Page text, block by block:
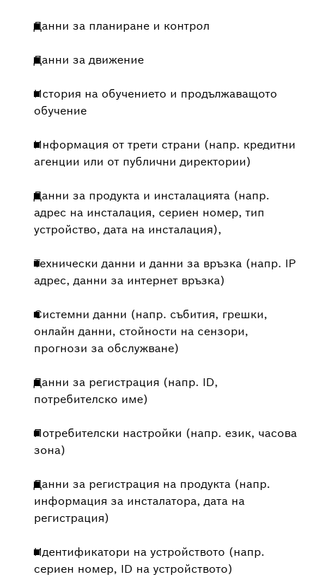
Данни за планиране и контрол
Данни за движение
История на обучението и продължаващото
обучение
Информация от трети страни (напр. кредитни
агенции или от публични директории)
Данни за продукта и инсталацията (напр.
адрес на инсталация, сериен номер, тип
устройство, дата на инсталация),
Технически данни и данни за връзка (напр. IP
адрес, данни за интернет връзка)
Системни данни (напр. събития, грешки,
онлайн данни, стойности на сензори,
прогнози за обслужване)
Данни за регистрация (напр. ID,
потребителско име)
Потребителски настройки (напр. език, часова
зона)
Данни за регистрация на продукта (напр.
информация за инсталатора, дата на
регистрация)
Идентификатори на устройството (напр.
сериен номер, ID на устройството)